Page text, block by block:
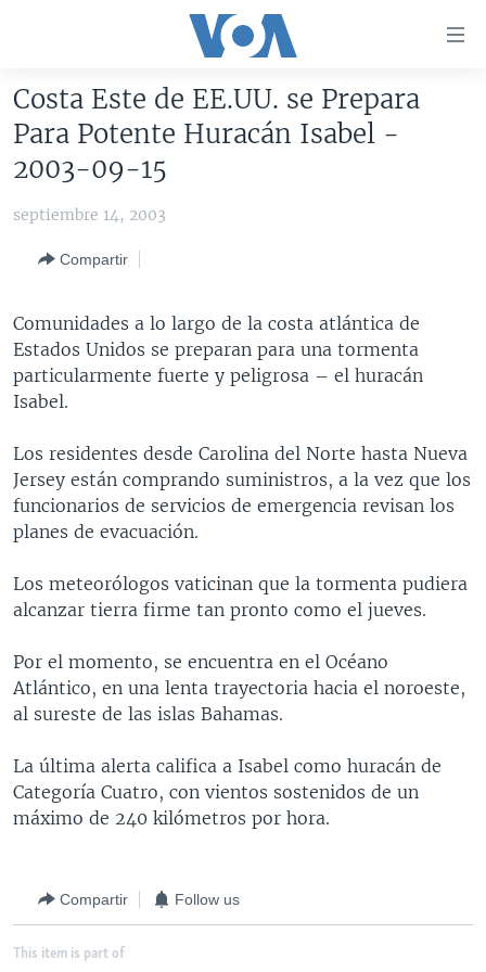
accesibilidad
contenido
Salte
Salte
búsqueda
AMÉRICA DEL NORTE
VOA VERIFICA INMIGRACIÓN
ARGENTINA
COLOMBIA
CHILE
ECUADOR
VENEZUELA
BRASIL
CHINA EN AMÉRICA LATINA
COSTA RICA
EL SALVADOR
HONDURAS
NICARAGUA
OTRAS SECCIONES
INMIGRACIÓN
MUNDO
ECONOMÍA
ENTRETENIMIENTO Y CULTURA
TECNOLOGÍA
DEPORTES
CIENCIA Y SALUD
ESPECIALES DE LA VOA
UCRANIA
MULTIMEDIA
VIDEOS
FOTOGRAFÍA
AUDIOS
PROGRAMAS TV
EL MUNDO AL DÍA
FORO INTERAMERICANO
VISIÓN 360
LAS CLAVES
RADIO
AVANCE INFORMATIVO
AUDIONOTICIAS
BUENOS DÍAS AMÉRICA
EL MUNDO AL DÍA [RADIO]
FORO [RADIO]
NOTA ECONÓMICA
DIRECT
DOCUMENTALES DE LA VOA
Learning English
SÍGANOS
Costa Este de EE.UU. se Prepara
Para Potente Huracán Isabel -
2003-09-15
septiembre 14, 2003
Compartir
Comunidades a lo largo de la costa atlántica de
Estados Unidos se preparan para una tormenta
particularmente fuerte y peligrosa – el huracán
Isabel.
Los residentes desde Carolina del Norte hasta Nueva
Jersey están comprando suministros, a la vez que los
funcionarios de servicios de emergencia revisan los
planes de evacuación.
Los meteorólogos vaticinan que la tormenta pudiera
alcanzar tierra firme tan pronto como el jueves.
Por el momento, se encuentra en el Océano
Atlántico, en una lenta trayectoria hacia el noroeste,
al sureste de las islas Bahamas.
La última alerta califica a Isabel como huracán de
Categoría Cuatro, con vientos sostenidos de un
máximo de 240 kilómetros por hora.
Compartir Follow us
This item is part of